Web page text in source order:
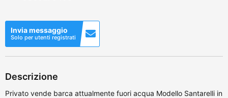
Invia messaggio
Solo per utenti registrati
Descrizione
Privato vende barca attualmente fuori acqua Modello Santarelli in